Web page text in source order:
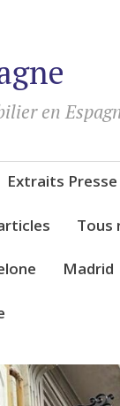
en
Extraits Presse
Tous
Madrid